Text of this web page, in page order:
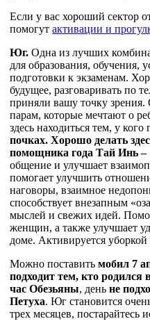
Если у вас хороший сектор
помогут активации и
Юг. Одна из лучших
для образования, обучения,
подготовки к экзаменам.
будущее, разговаривать по
приняли вашу точку зрения.
парам, которые мечтают о
здесь находиться тем, у
почках. Хорошо делать
помощника года Тай Инь –
общение и улучшает
помогает улучшить
наговоры, взаимное
способствует внезапным
мыслей и свежих идей.
женщин, а также улучшает
доме. Активируется
Можно поставить мобил 7
подходит тем, кто родился
час Обезьяны, день не
Петуха. Юг становится
трех месяцев, постарайтесь